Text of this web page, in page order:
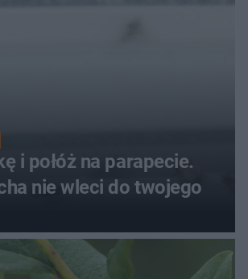
i połóż na parapecie.
nie wleci do twojego